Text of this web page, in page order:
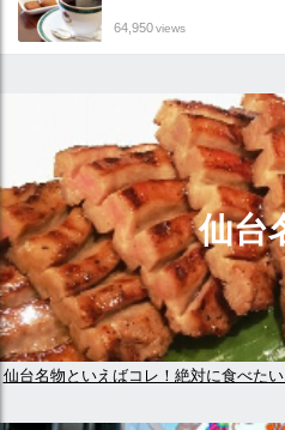
64,950views
仙台
仙台名物といえばコレ！絶対に食べた